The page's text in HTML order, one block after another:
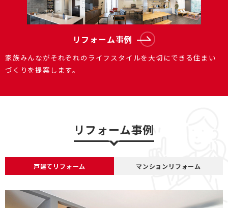
リフォーム事例
家族みんながそれぞれのライフスタイルを大切にできる住まい
づくりを提案します。
リフォーム事例
戸建てリフォーム マンションリフォーム